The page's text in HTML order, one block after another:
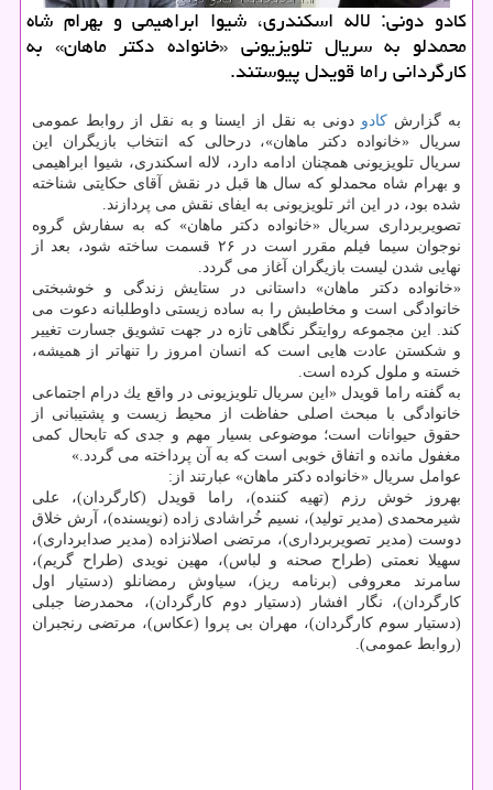
كادو دونی: لاله اسكندری، شیوا ابراهیمی و بهرام شاه
محمدلو به سریال تلویزیونی «خانواده دكتر ماهان» به
كارگردانی راما قویدل پیوستند.
به گزارشكادو دونی به نقل از ایسنا و به نقل از روابط عمومی
سریال «خانواده دكتر ماهان»، درحالی كه انتخاب بازیگران این
سریال تلویزیونی همچنان ادامه دارد، لاله اسكندری، شیوا ابراهیمی
و بهرام شاه محمدلو كه سال ها قبل در نقش آقای حكایتی شناخته
شده بود، در این اثر تلویزیونی به ایفای نقش می پردازند.
تصویربرداری سریال «خانواده دكتر ماهان» كه به سفارش گروه
نوجوان سیما فیلم مقرر است در ۲۶ قسمت ساخته شود، بعد از
نهایی شدن لیست بازیگران آغاز می گردد.
«خانواده دكتر ماهان» داستانی در ستایش زندگی و خوشبختی
خانوادگی است و مخاطبش را به ساده زیستی داوطلبانه دعوت می
كند. این مجموعه روایتگر نگاهی تازه در جهت تشویق جسارت تغییر
و شكستن عادت هایی است كه انسان امروز را تنهاتر از همیشه،
خسته و ملول كرده است.
به گفته راما قویدل «این سریال تلویزیونی در واقع یك درام اجتماعی
خانوادگی با مبحث اصلی حفاظت از محیط زیست و پشتیبانی از
حقوق حیوانات است؛ موضوعی بسیار مهم و جدی كه تابحال كمی
مغفول مانده و اتفاق خوبی است كه به آن پرداخته می گردد.»
عوامل سریال «خانواده دكتر ماهان» عبارتند از:
بهروز خوش رزم (تهیه كننده)، راما قویدل (كارگردان)، علی
شیرمحمدی (مدیر تولید)، نسیم خُراشادی زاده (نویسنده)، آرش خلاق
دوست (مدیر تصویربرداری)، مرتضی اصلانزاده (مدیر صدابرداری)،
سهیلا نعمتی (طراح صحنه و لباس)، مهین نویدی (طراح گریم)،
سامرند معروفی (برنامه ریز)، سیاوش رمضانلو (دستیار اول
كارگردان)، نگار افشار (دستیار دوم كارگردان)، محمدرضا جبلی
(دستیار سوم كارگردان)، مهران بی پروا (عكاس)، مرتضی رنجبران
(روابط عمومی).